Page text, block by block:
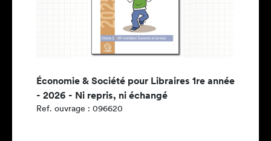
Économie & Société pour Libraires 1re année
- 2026 - Ni repris, ni échangé
Ref. ouvrage : 096620